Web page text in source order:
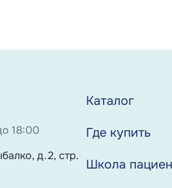
18:00
д.2, стр.
Каталог
Где купить
Школа